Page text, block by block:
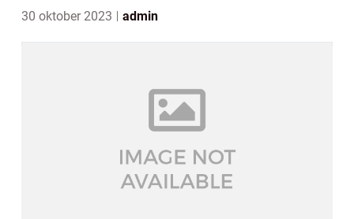
30 oktober 2023 admin